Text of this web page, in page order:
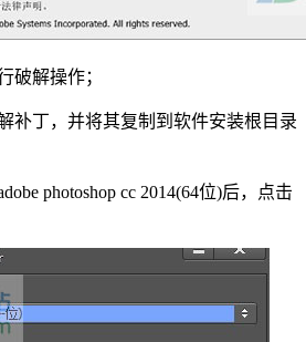
破解操作；
补丁，并将其复制到软件安装根目录
photoshop cc 2014(64位)后，点击